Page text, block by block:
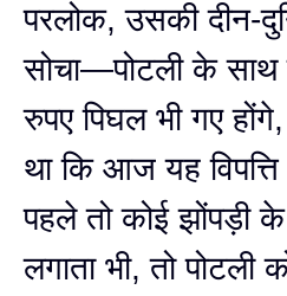
परलोक, उसकी दीन-
सोचा—पोटली के
रुपए पिघल भी गए
था कि आज यह
पहले तो कोई
लगाता भी, तो